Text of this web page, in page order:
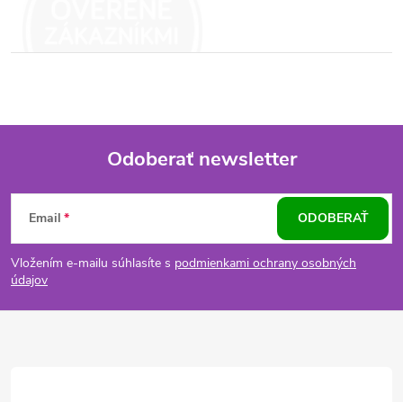
Z
á
p
Odoberať newsletter
Email
Vložením e-mailu súhlasíte s podmienkami ochrany osobných
údajov
ODOBERAŤ